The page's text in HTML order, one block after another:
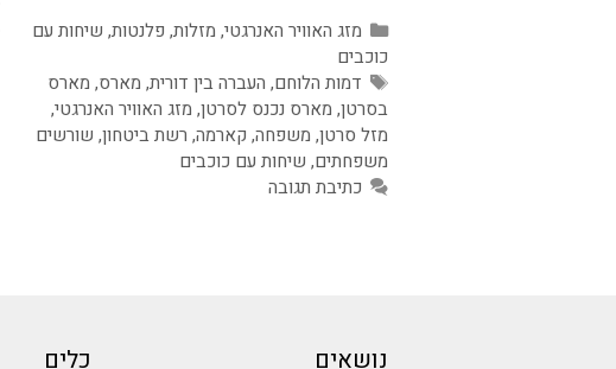
קטגוריות
מזג האוויר האנרגטי, מזלות, פלנטות, שיחות עם
כוכבים
תגיות
דמות הלוחם, העברה בין דורית, מארס, מארס
בסרטן, מארס נכנס לסרטן, מזג האוויר האנרגטי,
מזל סרטן, משפחה, קארמה, רשת ביטחון, שורשים
משפחתים, שיחות עם כוכבים
כתיבת תגובה
נושאים כלים